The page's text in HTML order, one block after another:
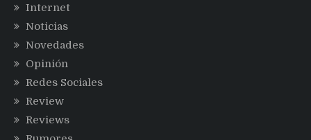
Internet
Noticias
Novedades
Opinión
Redes Sociales
Review
Reviews